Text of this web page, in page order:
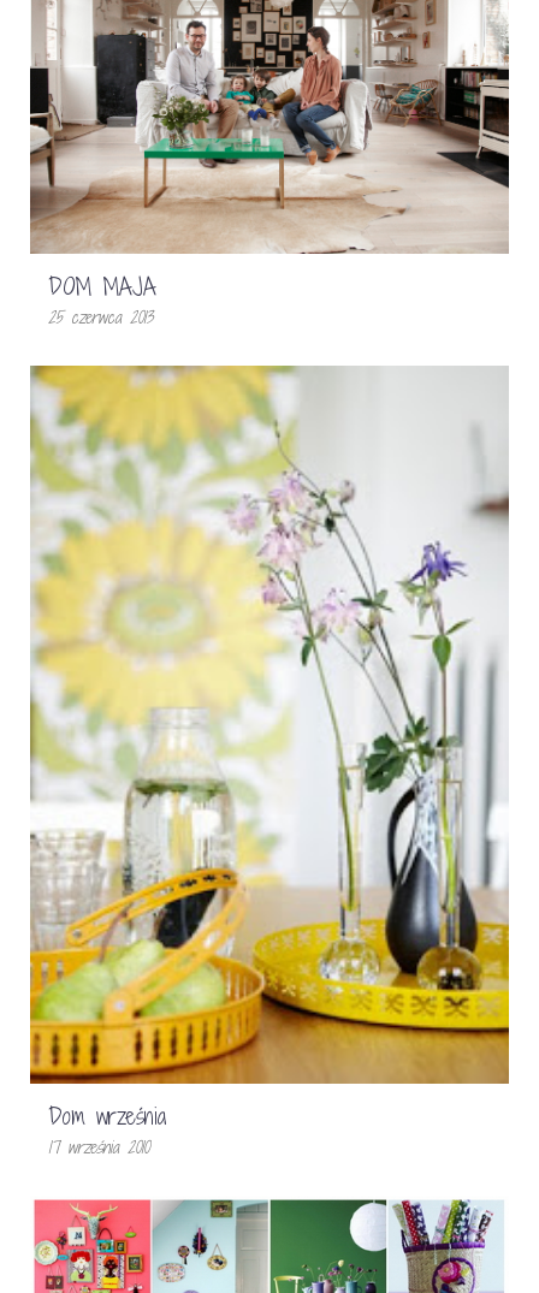
DOM MAJA
25 czerwca 2013
Dom września
17 września 2010